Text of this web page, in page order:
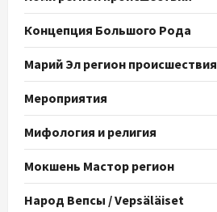
Концепция Большого Рода
Марий Эл регион происшествия
Мероприятия
Мифология и религия
Мокшень Мастор регион
Народ Вепсы / Vepsäläiset